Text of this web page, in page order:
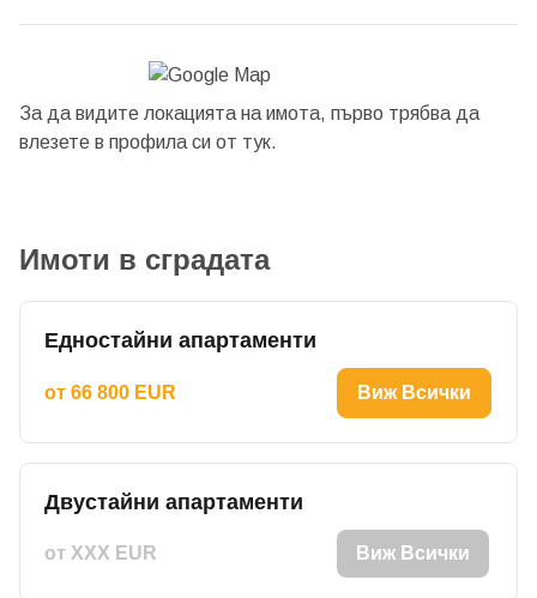
За да видите локацията на имота, първо трябва да
влезете в профила си от тук.
Имоти в сградата
Едностайни апартаменти
от 66 800 EUR Виж Всички
Двустайни апартаменти
от XXX EUR Виж Всички